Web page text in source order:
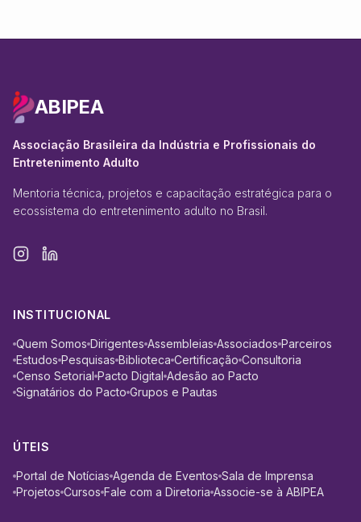
ABIPEA
Associação Brasileira da Indústria e Profissionais do
Entretenimento Adulto
Mentoria técnica, projetos e capacitação estratégica para o
ecossistema do entretenimento adulto no Brasil.
INSTITUCIONAL
Quem Somos Dirigentes Assembleias Associados Parceiros
Estudos Pesquisas Biblioteca Certificação Consultoria
Censo Setorial Pacto Digital Adesão ao Pacto
Signatários do Pacto Grupos e Pautas
ÚTEIS
Portal de Notícias Agenda de Eventos Sala de Imprensa
Projetos Cursos Fale com a Diretoria Associe-se à ABIPEA